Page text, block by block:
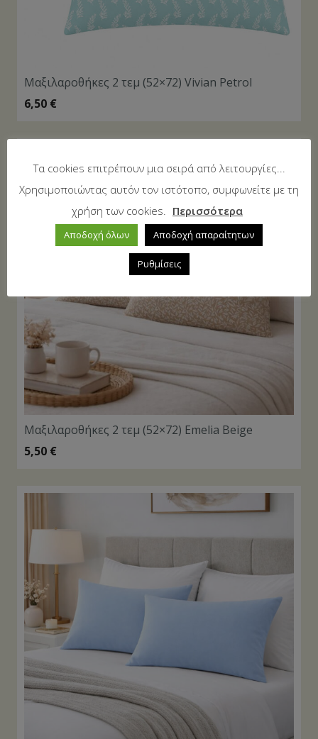
Μαξιλαροθήκες 2 τεμ (52×72) Vivian Petrol
6,50 €
Μαξιλαροθήκες 2 τεμ (52×72) Emelia Beige
5,50 €
Τα cookies επιτρέπουν μια σειρά από λειτουργίες...
Χρησιμοποιώντας αυτόν τον ιστότοπο, συμφωνείτε με τη
χρήση των cookies.
Περισσότερα
Αποδοχή όλων Αποδοχή απαραίτητων
Ρυθμίσεις